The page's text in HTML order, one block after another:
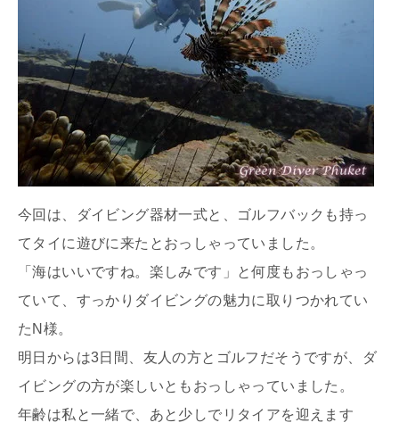
今回は、ダイビング器材一式と、ゴルフバックも持っ
てタイに遊びに来たとおっしゃっていました。
「海はいいですね。楽しみです」と何度もおっしゃっ
ていて、すっかりダイビングの魅力に取りつかれてい
たN様。
明日からは3日間、友人の方とゴルフだそうですが、ダ
イビングの方が楽しいともおっしゃっていました。
年齢は私と一緒で、あと少しでリタイアを迎えます